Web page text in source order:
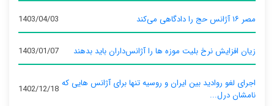
مصر ۱۶ آژانس حج را دادگاهی می‌کند 1403/04/03
زیان افزایش نرخ بلیت موزه ها را آژانس‌داران باید بدهند 1403/01/07
اجرای لغو روادید بین ایران و روسیه تنها برای آژانس‌ هایی که
نامشان درل...
1402/12/18